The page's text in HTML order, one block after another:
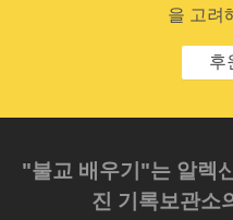
을 고려
후
"불교 배우기"는 알렉
진 기록보관소